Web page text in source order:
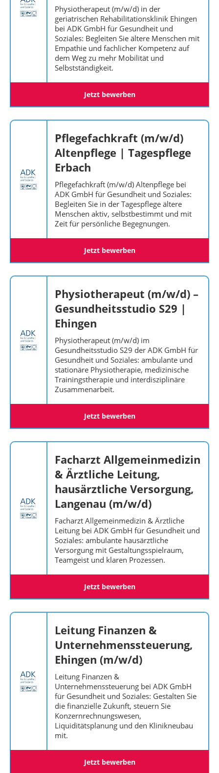
Physiotherapeut (m/w/d) in der
geriatrischen Rehabilitationsklinik Ehingen
bei ADK GmbH für Gesundheit und
Soziales: Begleiten Sie ältere Menschen mit
Empathie und fachlicher Kompetenz auf
dem Weg zu mehr Mobilität und
Selbstständigkeit.
Jetzt bewerben
Pflegefachkraft (m/w/d)
Altenpflege | Tagespflege
Erbach
Pflegefachkraft (m/w/d) Altenpflege bei
ADK GmbH für Gesundheit und Soziales:
Begleiten Sie in der Tagespflege ältere
Menschen aktiv, selbstbestimmt und mit
Zeit für persönliche Begegnungen.
Jetzt bewerben
Physiotherapeut (m/w/d) –
Gesundheitsstudio S29 |
Ehingen
Physiotherapeut (m/w/d) im
Gesundheitsstudio S29 der ADK GmbH für
Gesundheit und Soziales: ambulante und
stationäre Physiotherapie, medizinische
Trainingstherapie und interdisziplinäre
Zusammenarbeit.
Jetzt bewerben
Facharzt Allgemeinmedizin
& Ärztliche Leitung,
hausärztliche Versorgung,
Langenau (m/w/d)
Facharzt Allgemeinmedizin & Ärztliche
Leitung bei ADK GmbH für Gesundheit und
Soziales: ambulante hausärztliche
Versorgung mit Gestaltungsspielraum,
Teamgeist und klaren Prozessen.
Jetzt bewerben
Leitung Finanzen &
Unternehmenssteuerung,
Ehingen (m/w/d)
Leitung Finanzen &
Unternehmenssteuerung bei ADK GmbH
für Gesundheit und Soziales: Gestalten Sie
die finanzielle Zukunft, steuern Sie
Konzernrechnungswesen,
Liquiditätsplanung und den Klinikneubau
mit.
Jetzt bewerben